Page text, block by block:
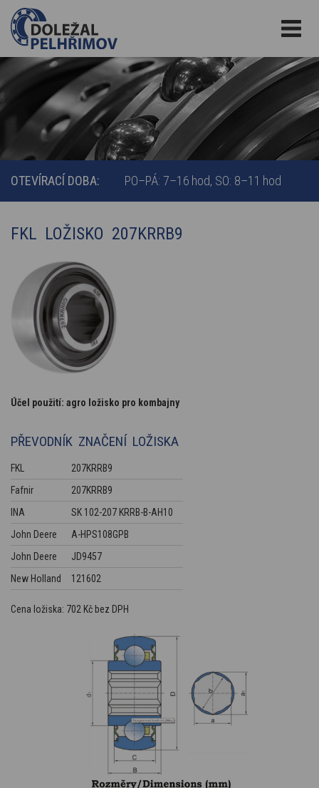
OTEVÍRACÍ DOBA: PO–PÁ: 7–16 hod SO: 8–11 hod
FKL LOŽISKO 207KRRB9
Účel použití: agro ložisko pro kombajny
PŘEVODNÍK ZNAČENÍ LOŽISKA
FKL
207KRRB9
Fafnir
207KRRB9
INA
SK 102-207 KRRB-B-AH10
John Deere
A-HPS108GPB
John Deere
JD9457
New Holland
121602
Cena ložiska: 702 Kč bez DPH